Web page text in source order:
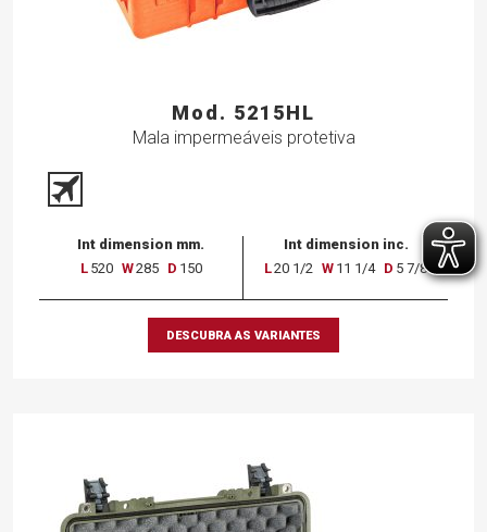
Mod. 5215HL
Mala impermeáveis protetiva
Int dimension mm.
L 520 W285 D 150
Int dimension inc.
L20 1/2 W 11 1/4 D 5 7/8
DESCUBRA AS VARIANTES